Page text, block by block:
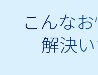
こんな
解決い